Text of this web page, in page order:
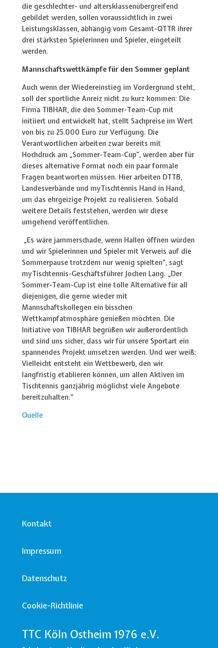
die geschlechter- und altersklassenübergreifend
gebildet werden, sollen voraussichtlich in zwei
Leistungsklassen, abhängig vom Gesamt-QTTR ihrer
drei stärksten Spielerinnen und Spieler, eingeteilt
werden.
Mannschaftswettkämpfe für den Sommer geplant
Auch wenn der Wiedereinstieg im Vordergrund steht,
soll der sportliche Anreiz nicht zu kurz kommen: Die
Firma TIBHAR, die den Sommer-Team-Cup mit
initiiert und entwickelt hat, stellt Sachpreise im Wert
von bis zu 25.000 Euro zur Verfügung. Die
Verantwortlichen arbeiten zwar bereits mit
Hochdruck am „Sommer-Team-Cup“, werden aber für
dieses alternative Format noch ein paar formale
Fragen beantworten müssen. Hier arbeiten DTTB,
Landesverbände und myTischtennis Hand in Hand,
um das ehrgeizige Projekt zu realisieren. Sobald
weitere Details feststehen, werden wir diese
umgehend veröffentlichen.
„Es wäre jammerschade, wenn Hallen öffnen würden
und wir Spielerinnen und Spieler mit Verweis auf die
Sommerpause trotzdem nur wenig spielten“, sagt
myTischtennis-Geschäftsführer Jochen Lang. „Der
Sommer-Team-Cup ist eine tolle Alternative für all
diejenigen, die gerne wieder mit
Mannschaftskollegen ein bisschen
Wettkampfatmosphäre genießen möchten. Die
Initiative von TIBHAR begrüßen wir außerordentlich
und sind uns sicher, dass wir für unsere Sportart ein
spannendes Projekt umsetzen werden. Und wer weiß:
Vielleicht entsteht ein Wettbewerb, den wir
langfristig etablieren können, um allen Aktiven im
Tischtennis ganzjährig möglichst viele Angebote
bereitzuhalten.“
Quelle
Kontakt
Impressum
Datenschutz
Cookie-Richtlinie
TTC Köln Ostheim 1976 e.V.